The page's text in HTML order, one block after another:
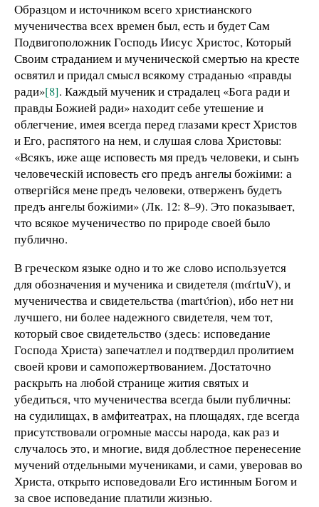
Образцом и источником всего христианского
мученичества всех времен был, есть и будет Сам
Подвигоположник Господь Иисус Христос, Который
Своим страданием и мученической смертью на кресте
освятил и придал смысл всякому страданью «правды
ради»[8]. Каждый мученик и страдалец «Бога ради и
правды Божией ради» находит себе утешение и
облегчение, имея всегда перед глазами крест Христов
и Его, распятого на нем, и слушая слова Христовы:
«Всякъ, иже аще исповесть мя предъ человеки, и сынъ
человеческiй исповесть eго предъ ангелы божiими: а
отвергiйся менe предъ человеки, отверженъ будетъ
предъ ангелы божiими» (Лк. 12: 8–9). Это показывает,
что всякое мученичество по природе своей было
публично.
В греческом языке одно и то же слово используется
для обозначения и мученика и свидетеля (mάrtuV), и
мученичества и свидетельства (martύrion), ибо нет ни
лучшего, ни более надежного свидетеля, чем тот,
который свое свидетельство (здесь: исповедание
Господа Христа) запечатлел и подтвердил пролитием
своей крови и самопожертвованием. Достаточно
раскрыть на любой странице жития святых и
убедиться, что мученичества всегда были публичны:
на судилищах, в амфитеатрах, на площадях, где всегда
присутствовали огромные массы народа, как раз и
случалось это, и многие, видя доблестное перенесение
мучений отдельными мучениками, и сами, уверовав во
Христа, открыто исповедовали Его истинным Богом и
за свое исповедание платили жизнью.